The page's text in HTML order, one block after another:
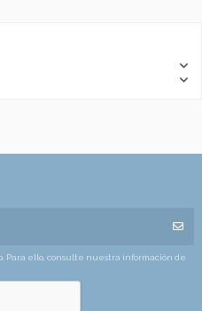
Para ello, consulte nuestra información de